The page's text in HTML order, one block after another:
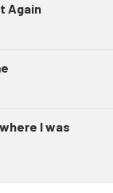
Again
I was